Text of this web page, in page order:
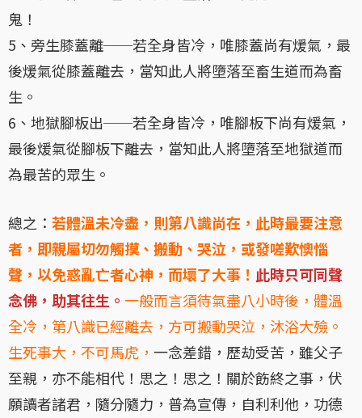
鬼！
5、旁生膝蓋離──若全身皆冷，唯膝蓋尚有煖氣，最
後煖氣從膝蓋離去，當知此人將墮落至畜生道而為畜
生。
6、地獄腳板出──若全身皆冷，唯腳板下尚有煖氣，
最後煖氣從腳板下離去，當知此人將墮落至地獄道而
為最苦的眾生。
總之： 若體溫未冷盡，則第八識尚在，此時最要注意
者，即親屬切勿觸摸、搬動、哭泣，或發嗟歎懊惱
聲，以免惑亂亡者心神，而壞了大事！ 此時只可同聲
念佛，助其往生。 一般而言須待氣盡八小時後，體溫
全冷，第八識已經離去，方可搬動哭泣，沐浴大殮。
生死事大，不可馬虎， 一念差錯，歷劫受苦，雖父子
至親，亦不能相代！思之！思之！關於飭終之事，伏
願讀者諸君，隨分隨力，普為宣傳，自利利他，功德